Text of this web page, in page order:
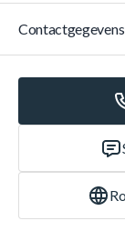
Contactgegevens